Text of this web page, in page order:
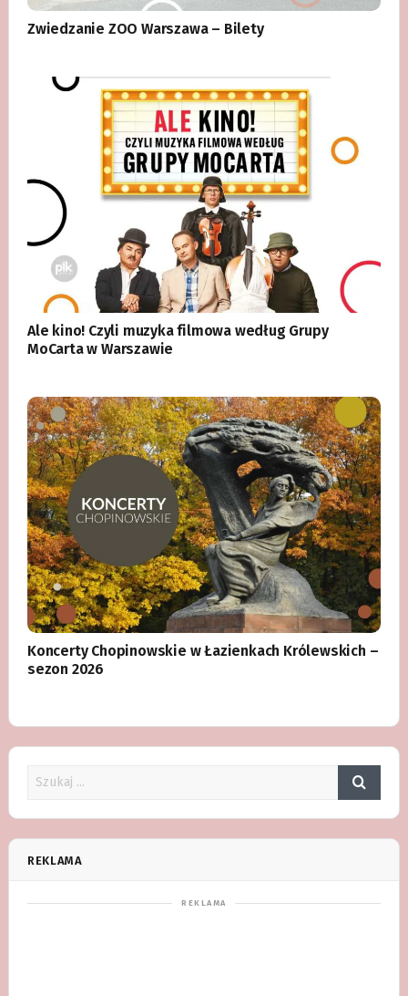
Zwiedzanie ZOO Warszawa – Bilety
Ale kino! Czyli muzyka filmowa według Grupy
MoCarta w Warszawie
Koncerty Chopinowskie w Łazienkach Królewskich –
sezon 2026
REKLAMA